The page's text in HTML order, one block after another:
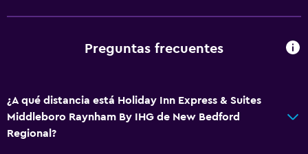
Aire acondicionado
Artículos de aseo gratis
Preguntas frecuentes
¿A qué distancia está Holiday Inn Express & Suites
Middleboro Raynham By IHG de New Bedford
Regional?